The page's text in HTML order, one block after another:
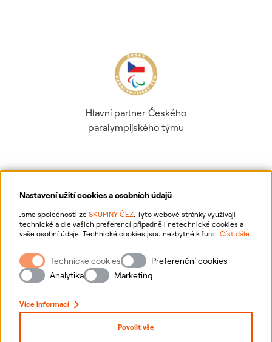
Nastavení užití cookies a osobních údajů
Jsme společnosti ze SKUPINY ČEZ. Tyto webové stránky využívají
technické a dle vašich preferencí případně i netechnické cookies a
vaše osobní údaje. Technické cookies jsou nezbytné k fungování
webové stránky vašim preferencím, k personalizaci reklam a analytice.
Pro sběr a zpracování netechnických cookies a vašich osobních údajů
nám můžete udělit souhlas. Bližší informace o vašich právech,
zpracování osobních údajů, včetně možnosti odvolání udělených
Číst dále
Technické cookies
Preferenční cookies
Analytika
Marketing
Více informací
Povolit vše
Hlavní partner Českého
paralympijského týmu
Ochrana osobních údajů
Informace o webu
Nastavení cookies
Přihlásit se